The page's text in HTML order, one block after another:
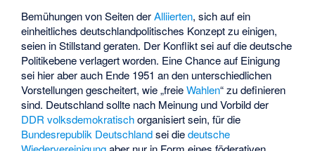
Bemühungen von Seiten derAlliierten, sich auf ein
einheitliches deutschlandpolitisches Konzept zu einigen,
seien in Stillstand geraten. Der Konflikt sei auf die deutsche
Politikebene verlagert worden. Eine Chance auf Einigung
sei hier aber auch Ende 1951 an den unterschiedlichen
Vorstellungen gescheitert, wie „freieWahlen“ zu definieren
sind. Deutschland sollte nach Meinung und Vorbild der
DDR volksdemokratischorganisiert sein, für die
Bundesrepublik Deutschlandsei diedeutsche